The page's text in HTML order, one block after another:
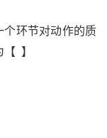
个环节对动作的质
】